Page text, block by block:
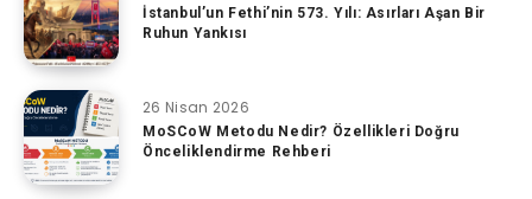
İstanbul’un Fethi’nin 573. Yılı: Asırları Aşan Bir
Ruhun Yankısı
26 Nisan 2026
MoSCoW Metodu Nedir? Özellikleri Doğru
Önceliklendirme Rehberi